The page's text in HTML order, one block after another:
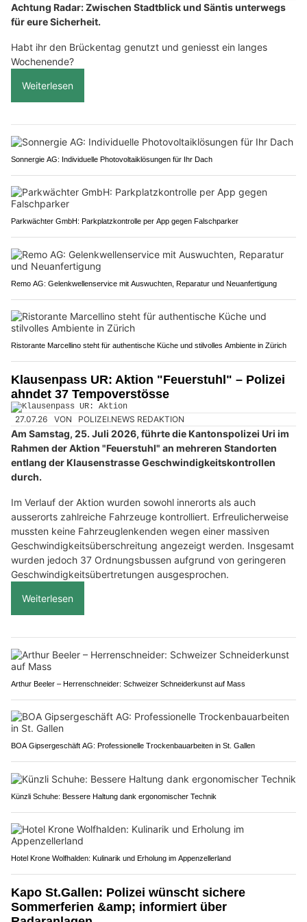
Achtung Radar: Zwischen Stadtblick und Säntis unterwegs
für eure Sicherheit.
Habt ihr den Brückentag genutzt und geniesst ein langes
Wochenende?
Weiterlesen
Sonnergie AG: Individuelle Photovoltaiklösungen für Ihr Dach
Parkwächter GmbH: Parkplatzkontrolle per App gegen Falschparker
Remo AG: Gelenkwellenservice mit Auswuchten, Reparatur und Neuanfertigung
Ristorante Marcellino steht für authentische Küche und stilvolles Ambiente in Zürich
Klausenpass UR: Aktion "Feuerstuhl" – Polizei
ahndet 37 Tempoverstösse
27.07.26 VON POLIZEI.NEWS REDAKTION
Am Samstag, 25. Juli 2026, führte die Kantonspolizei Uri im
Rahmen der Aktion "Feuerstuhl" an mehreren Standorten
entlang der Klausenstrasse Geschwindigkeitskontrollen
durch.
Im Verlauf der Aktion wurden sowohl innerorts als auch
ausserorts zahlreiche Fahrzeuge kontrolliert. Erfreulicherweise
mussten keine Fahrzeuglenkenden wegen einer massiven
Geschwindigkeitsüberschreitung angezeigt werden. Insgesamt
wurden jedoch 37 Ordnungsbussen aufgrund von geringeren
Geschwindigkeitsübertretungen ausgesprochen.
Weiterlesen
Arthur Beeler – Herrenschneider: Schweizer Schneiderkunst auf Mass
BOA Gipsergeschäft AG: Professionelle Trockenbauarbeiten in St. Gallen
Künzli Schuhe: Bessere Haltung dank ergonomischer Technik
Hotel Krone Wolfhalden: Kulinarik und Erholung im Appenzellerland
Kapo St.Gallen: Polizei wünscht sichere
Sommerferien &amp; informiert über